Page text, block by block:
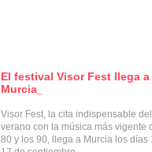
El festival Visor Fest llega a
Murcia_
Visor Fest, la cita indispensable del
verano con la música más vigente
80 y los 90, llega a Murcia los días